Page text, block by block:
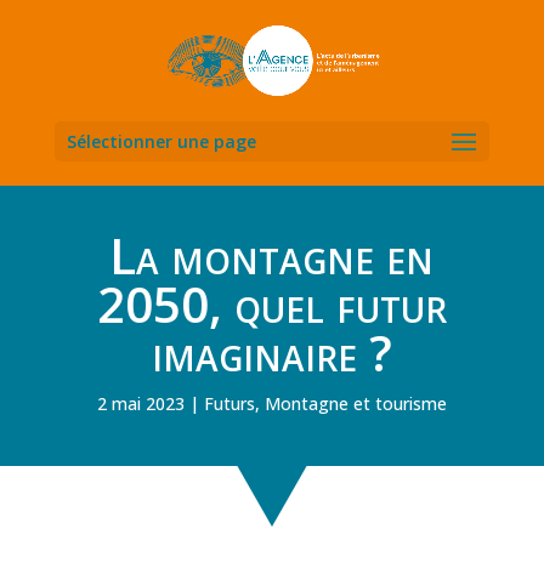
Sélectionner une page
La montagne en
2050, quel futur
imaginaire ?
2 mai 2023 Futurs, Montagne et tourisme